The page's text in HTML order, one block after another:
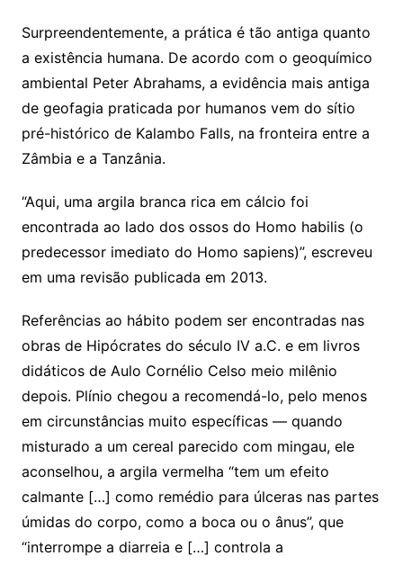
Surpreendentemente, a prática é tão antiga quanto
a existência humana. De acordo com o geoquímico
ambiental Peter Abrahams, a evidência mais antiga
de geofagia praticada por humanos vem do sítio
pré-histórico de Kalambo Falls, na fronteira entre a
Zâmbia e a Tanzânia.
“Aqui, uma argila branca rica em cálcio foi
encontrada ao lado dos ossos do Homo habilis (o
predecessor imediato do Homo sapiens)”, escreveu
em uma revisão publicada em 2013.
Referências ao hábito podem ser encontradas nas
obras de Hipócrates do século IV a.C. e em livros
didáticos de Aulo Cornélio Celso meio milênio
depois. Plínio chegou a recomendá-lo, pelo menos
em circunstâncias muito específicas — quando
misturado a um cereal parecido com mingau, ele
aconselhou, a argila vermelha “tem um efeito
calmante […] como remédio para úlceras nas partes
úmidas do corpo, como a boca ou o ânus”, que
“interrompe a diarreia e […] controla a